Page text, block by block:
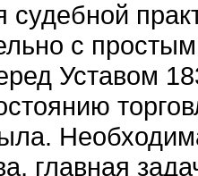
судебной
с
Уставом
главная